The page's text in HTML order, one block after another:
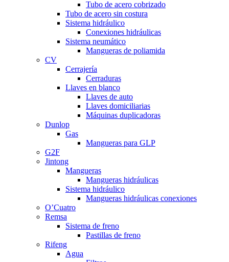
Tubo de acero cobrizado
Tubo de acero sin costura
Sistema hidráulico
Conexiones hidráulicas
Sistema neumático
Mangueras de poliamida
CV
Cerrajería
Cerraduras
Llaves en blanco
Llaves de auto
Llaves domiciliarias
Máquinas duplicadoras
Dunlop
Gas
Mangueras para GLP
G2F
Jintong
Mangueras
Mangueras hidráulicas
Sistema hidráulico
Mangueras hidráulicas conexiones
O’Cuatro
Remsa
Sistema de freno
Pastillas de freno
Rifeng
Agua